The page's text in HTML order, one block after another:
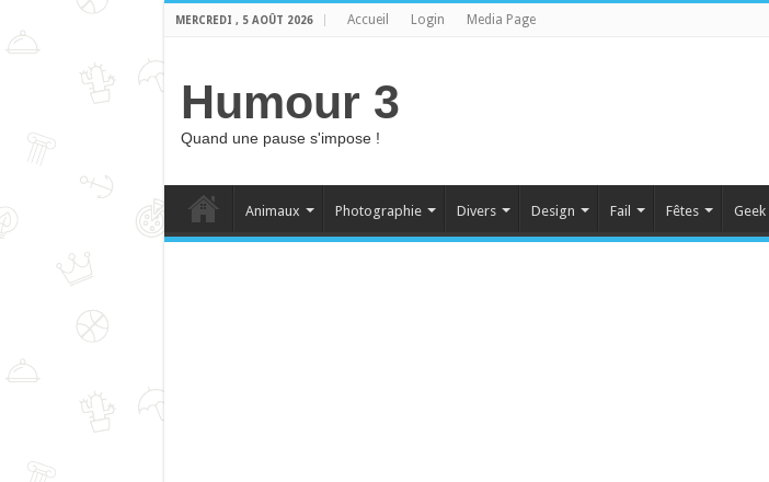
MERCREDI , 5 AOÛT 2026 Accueil Login Media Page
Humour 3
Quand une pause s'impose !
Animaux Photographie Divers Design Fail Fêtes Geek